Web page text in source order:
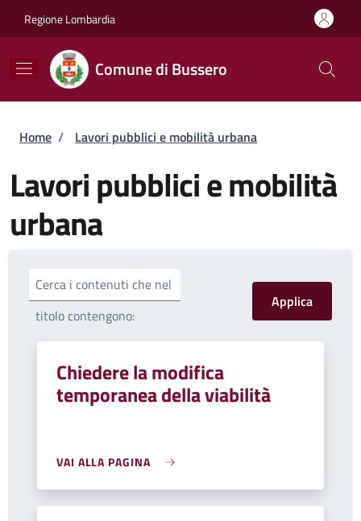
Regione Lombardia
Comune di Bussero
Briciole di pane
Home / Lavori pubblici e mobilità urbana
Lavori pubblici e mobilità
urbana
Cerca i contenuti che nel
titolo contengono:
Chiedere la modifica
temporanea della viabilità
VAI ALLA PAGINA